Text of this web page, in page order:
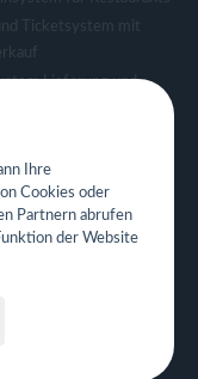
Ticketsystem mit
Lieferung und
für Restaurant
Ihre
Cookies oder
Partnern abrufen
der Website